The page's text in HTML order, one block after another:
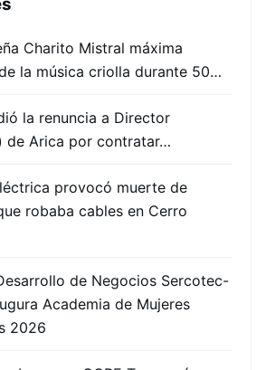
Charito Mistral máxima
la música criolla durante 50…
la renuncia a Director
de Arica por contratar…
provocó muerte de
robaba cables en Cerro
de Negocios Sercotec-
Academia de Mujeres
2026